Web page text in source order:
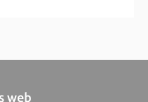
web